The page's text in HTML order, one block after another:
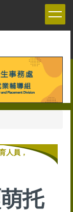
人員，
托